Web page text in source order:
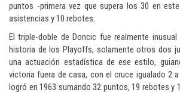
puntos -primera vez que supera los 30 en
asistencias y 10 rebotes.
El triple-doble de Doncic fue realmente
historia de los Playoffs, solamente otros dos
una actuación estadística de ese estilo,
victoria fuera de casa, con el cruce igualado 2
logró en 1963 sumando 32 puntos, 19 rebotes y